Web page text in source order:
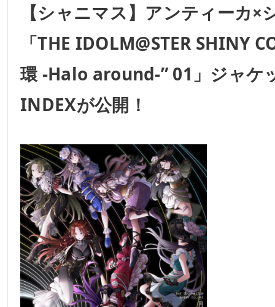
【シャニマス】アンティーカ×
「THE IDOLM@STER SHINY
環 -Halo around-” 01」ジャケ
INDEXが公開！